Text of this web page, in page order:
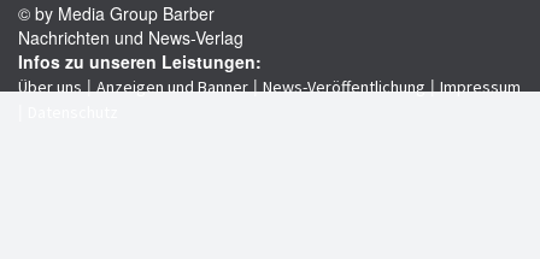
© by Media Group Barber
Nachrichten und News-Verlag
Infos zu unseren Leistungen:
Über uns|Anzeigen und Banner|News-Veröffentlichung|Impressum